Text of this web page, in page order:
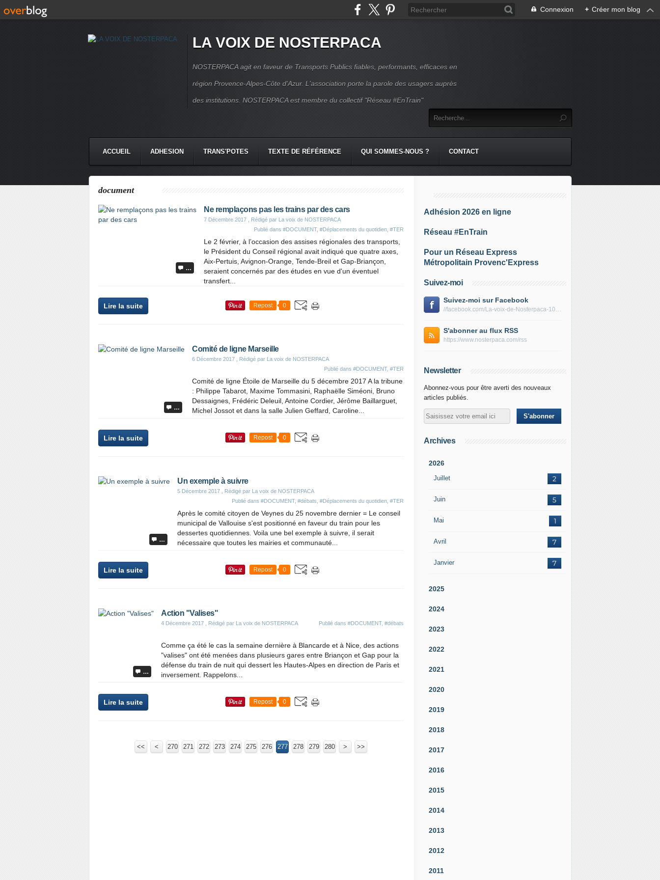
Connexion + Créer mon blog
LA VOIX DE NOSTERPACA
NOSTERPACA agit en faveur de Transports Publics fiables, performants, efficaces en
région Provence-Alpes-Côte d'Azur. L'association porte la parole des usagers auprès
des institutions. NOSTERPACA est membre du collectif "Réseau #EnTrain"
ACCUEIL ADHESION TRANS'POTES TEXTE DE RÉFÉRENCE QUI SOMMES-NOUS ? CONTACT
document
…
Ne remplaçons pas les trains par des cars
7 Décembre 2017 , Rédigé par La voix de NOSTERPACA
Publié dans #DOCUMENT, #Déplacements du quotidien #TER
Le 2 février, à l’occasion des assises régionales des transports,
le Président du Conseil régional avait indiqué que quatre axes,
Aix-Pertuis, Avignon-Orange, Tende-Breil et Gap-Briançon,
seraient concernés par des études en vue d'un éventuel
transfert...
Lire la suite Repost 0
…
Comité de ligne Marseille
6 Décembre 2017 , Rédigé par La voix de NOSTERPACA
Publié dans #DOCUMENT, #TER
Comité de ligne Étoile de Marseille du 5 décembre 2017 A la tribune
: Philippe Tabarot, Maxime Tommasini, Raphaëlle Siméoni, Bruno
Dessaignes, Frédéric Deleuil, Antoine Cordier, Jérôme Baillarguet,
Michel Jossot et dans la salle Julien Geffard, Caroline...
Lire la suite Repost 0
…
Un exemple à suivre
5 Décembre 2017 , Rédigé par La voix de NOSTERPACA
Publié dans #DOCUMENT, #débats #Déplacements du quotidien #TER
Après le comité citoyen de Veynes du 25 novembre dernier = Le conseil
municipal de Vallouise s'est positionné en faveur du train pour les
dessertes quotidiennes. Voila une bel exemple à suivre, il serait
nécessaire que toutes les mairies et communauté...
Lire la suite Repost 0
…
Action "Valises"
4 Décembre 2017 , Rédigé par La voix de NOSTERPACA Publié dans #DOCUMENT, #débats
Comme ça été le cas la semaine dernière à Blancarde et à Nice, des actions
"valises" ont été menées dans plusieurs gares entre Briançon et Gap pour la
défense du train de nuit qui dessert les Hautes-Alpes en direction de Paris et
inversement. Rappelons...
Lire la suite Repost 0
<< < 200
210
220
230
240
250
260
270 271 272 273 274 275 276 277 278 279 280 290
300
400
500
600
> >>
Adhésion 2026 en ligne
Réseau #EnTrain
Pour un Réseau Express
Métropolitain Provenc'Express
Suivez-moi
Suivez-moi sur Facebook
//facebook.com/La-voix-de-Nosterpaca-106434384284735
S'abonner au flux RSS
https://www.nosterpaca.com/rss
Newsletter
Abonnez-vous pour être averti des nouveaux
articles publiés.
Archives
2026
Juillet 2
Juin 5
Mai 1
Avril 7
Janvier 7
2025
2024
2023
2022
2021
2020
2019
2018
2017
2016
2015
2014
2013
2012
2011